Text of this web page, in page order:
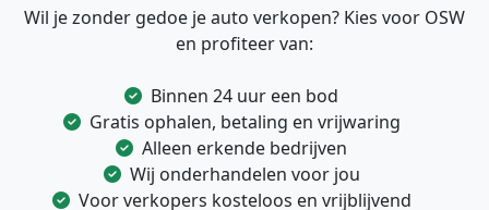
Wil je zonder gedoe je auto verkopen? Kies voor OSW
en profiteer van:
Binnen 24 uur een bod
Gratis ophalen, betaling en vrijwaring
Alleen erkende bedrijven
Wij onderhandelen voor jou
Voor verkopers kosteloos en vrijblijvend